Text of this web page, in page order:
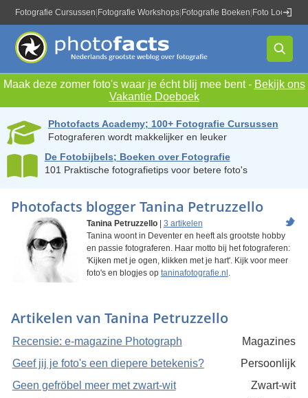
Fotografie Cursussen Fotografie Workshops Fotografie Boeken Foto Locaties
Maak deze zomer foto's waar je écht blij mee bent - Bekijk ons
Vakantie Doeboek
Photofacts Academy; 100+ Fotografie Cursussen
Fotograferen wordt makkelijker en leuker
De Fotobijbels; Boeken over Fotografie
101 Praktische fotografietips voor betere foto's
Photofacts blogger Tanina Petruzzello
Tanina Petruzzello| 3 artikelen
Tanina woont in Deventer en heeft als grootste hobby
en passie fotograferen. Haar motto bij het fotograferen:
'Kijken met je ogen, klikken met je hart'. Kijk voor meer
foto's en blogjes op taninafotografie.nl .
Artikelen van Tanina Petruzzello
Recensie: e-magazine Photograph
Magazines
Geef jij je foto's een diepere betekenis?
Persoonlijk
Geen gefröbel meer met zwart-wit
Zwart-wit